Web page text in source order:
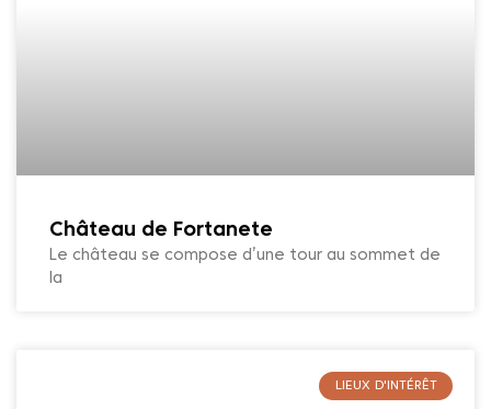
Château de Fortanete
Le château se compose d’une tour au sommet de
la
LIEUX D'INTÉRÊT